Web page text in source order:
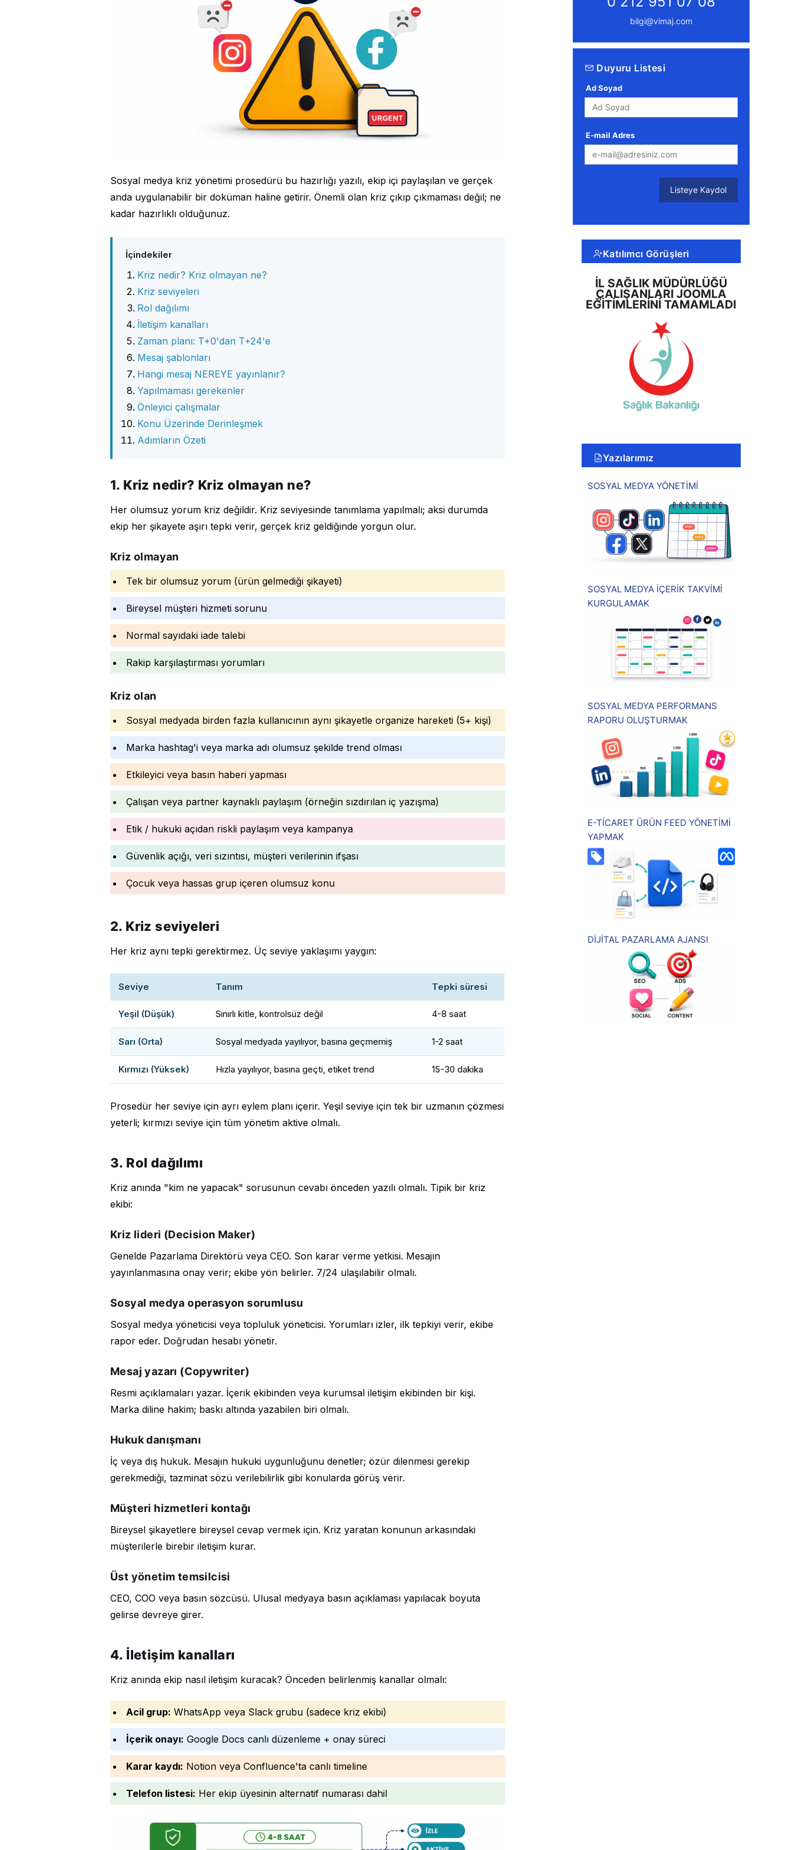
Sosyal medya kriz yönetimi prosedürü bu hazırlığı yazılı, ekip içi paylaşılan ve gerçek
anda uygulanabilir bir doküman haline getirir. Önemli olan kriz çıkıp çıkmaması değil; ne
kadar hazırlıklı olduğunuz.
İçindekiler
Kriz nedir? Kriz olmayan ne?
Kriz seviyeleri
Rol dağılımı
İletişim kanalları
Zaman planı: T+0'dan T+24'e
Mesaj şablonları
Hangi mesaj NEREYE yayınlanır?
Yapılmaması gerekenler
Önleyici çalışmalar
Konu Üzerinde Derinleşmek
Adımların Özeti
1. Kriz nedir? Kriz olmayan ne?
Her olumsuz yorum kriz değildir. Kriz seviyesinde tanımlama yapılmalı; aksi durumda
ekip her şikayete aşırı tepki verir, gerçek kriz geldiğinde yorgun olur.
Kriz olmayan
Tek bir olumsuz yorum (ürün gelmediği şikayeti)
Bireysel müşteri hizmeti sorunu
Normal sayıdaki iade talebi
Rakip karşılaştırması yorumları
Kriz olan
Sosyal medyada birden fazla kullanıcının aynı şikayetle organize hareketi (5+ kişi)
Marka hashtag'i veya marka adı olumsuz şekilde trend olması
Etkileyici veya basın haberi yapması
Çalışan veya partner kaynaklı paylaşım (örneğin sızdırılan iç yazışma)
Etik / hukuki açıdan riskli paylaşım veya kampanya
Güvenlik açığı, veri sızıntısı, müşteri verilerinin ifşası
Çocuk veya hassas grup içeren olumsuz konu
2. Kriz seviyeleri
Her kriz aynı tepki gerektirmez. Üç seviye yaklaşımı yaygın:
Seviye Tanım Tepki süresi
Yeşil (Düşük) Sınırlı kitle, kontrolsüz değil 4-8 saat
Sarı (Orta) Sosyal medyada yayılıyor, basına geçmemiş 1-2 saat
Kırmızı (Yüksek) Hızla yayılıyor, basına geçti, etiket trend 15-30 dakika
Prosedür her seviye için ayrı eylem planı içerir. Yeşil seviye için tek bir uzmanın çözmesi
yeterli; kırmızı seviye için tüm yönetim aktive olmalı.
3. Rol dağılımı
Kriz anında "kim ne yapacak" sorusunun cevabı önceden yazılı olmalı. Tipik bir kriz
ekibi:
Kriz lideri (Decision Maker)
Genelde Pazarlama Direktörü veya CEO. Son karar verme yetkisi. Mesajın
yayınlanmasına onay verir; ekibe yön belirler. 7/24 ulaşılabilir olmalı.
Sosyal medya operasyon sorumlusu
Sosyal medya yöneticisi veya topluluk yöneticisi. Yorumları izler, ilk tepkiyi verir, ekibe
rapor eder. Doğrudan hesabı yönetir.
Mesaj yazarı (Copywriter)
Resmi açıklamaları yazar. İçerik ekibinden veya kurumsal iletişim ekibinden bir kişi.
Marka diline hakim; baskı altında yazabilen biri olmalı.
Hukuk danışmanı
İç veya dış hukuk. Mesajın hukuki uygunluğunu denetler; özür dilenmesi gerekip
gerekmediği, tazminat sözü verilebilirlik gibi konularda görüş verir.
Müşteri hizmetleri kontağı
Bireysel şikayetlere bireysel cevap vermek için. Kriz yaratan konunun arkasındaki
müşterilerle birebir iletişim kurar.
Üst yönetim temsilcisi
CEO, COO veya basın sözcüsü. Ulusal medyaya basın açıklaması yapılacak boyuta
gelirse devreye girer.
4. İletişim kanalları
Kriz anında ekip nasıl iletişim kuracak? Önceden belirlenmiş kanallar olmalı:
Acil grup: WhatsApp veya Slack grubu (sadece kriz ekibi)
İçerik onayı: Google Docs canlı düzenleme + onay süreci
Karar kaydı: Notion veya Confluence'ta canlı timeline
Telefon listesi: Her ekip üyesinin alternatif numarası dahil
bilgi@vimaj.com
Duyuru Listesi
Ad Soyad
E-mail Adres
Listeye Kaydol
Katılımcı Görüşleri
İL SAĞLIK MÜDÜRLÜĞÜ
ÇALIŞANLARI JOOMLA
EĞITIMLERINI TAMAMLADI
Yazılarımız
SOSYAL MEDYA YÖNETİMİ
SOSYAL MEDYA İÇERİK TAKVİMİ
KURGULAMAK
SOSYAL MEDYA PERFORMANS
RAPORU OLUŞTURMAK
E-TİCARET ÜRÜN FEED YÖNETİMİ
YAPMAK
DİJİTAL PAZARLAMA AJANSI